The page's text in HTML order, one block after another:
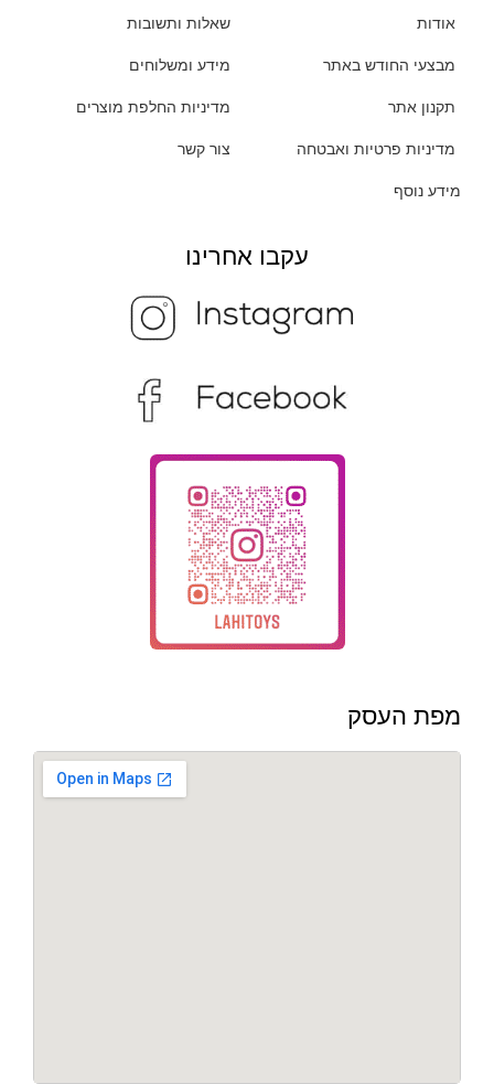
אודות
מבצעי החודש באתר
תקנון אתר
מדיניות פרטיות ואבטחה
מידע נוסף
שאלות ותשובות
מידע ומשלוחים
מדיניות החלפת מוצרים
צור קשר
עקבו אחרינו
מפת העסק